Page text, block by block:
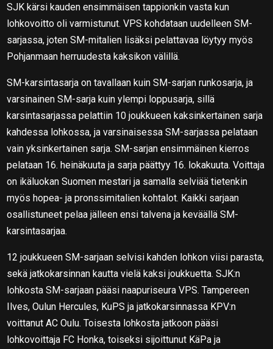
SJK kärsi kauden ensimmäisen tappionkin vasta kun
lohkovoitto oli varmistunut. VPS kohdataan uudelleen SM-
sarjassa, joten SM-mitalien lisäksi pelattavaa löytyy myös
Pohjanmaan herruudesta kaksikon välillä.
SM-karsintasarja on tavallaan kuin SM-sarjan runkosarja, ja
varsinainen SM-sarja kuin ylempi loppusarja, sillä
karsintasarjassa pelattiin 10 joukkueen kaksinkertainen sarja
kahdessa lohkossa, ja varsinaisessa SM-sarjassa pelataan
vain yksinkertainen sarja. SM-sarjan ensimmäinen kierros
pelataan 16. heinäkuuta ja sarja päättyy 16. lokakuuta. Voittaja
on ikäluokan Suomen mestari ja samalla selviää tietenkin
myös hopea- ja pronssimitalien kohtalot. Kaikki sarjaan
osallistuneet pelaa jälleen ensi talvena ja keväällä SM-
karsintasarjaa.
12 joukkueen SM-sarjaan selvisi kahden lohkon viisi parasta,
sekä jatkokarsinnan kautta vielä kaksi joukkuetta. SJK:n
lohkosta SM-sarjaan pääsi naapuriseura VPS. Tampereen
Ilves, Oulun Hercules, KuPS ja jatkokarsinnassa KPV:n
voittanut AC Oulu. Toisesta lohkosta jatkoon pääsi
lohkovoittaja FC Honka, toiseksi sijoittunut KäPa ja